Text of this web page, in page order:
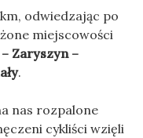
odwiedzając po
miejscowości
– Zaryszyn –
.
nas rozpalone
cykliści wzięli